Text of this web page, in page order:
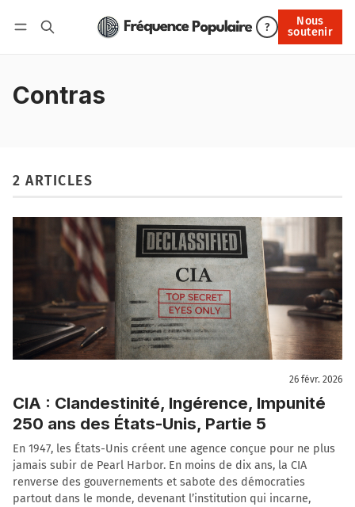
?
Nous
soutenir
Nous soutenir
Contras
2 ARTICLES
26 févr. 2026
CIA : Clandestinité, Ingérence, Impunité
250 ans des États-Unis, Partie 5
En 1947, les États-Unis créent une agence conçue pour ne plus
jamais subir de Pearl Harbor. En moins de dix ans, la CIA
renverse des gouvernements et sabote des démocraties
partout dans le monde, devenant l’institution qui incarne,